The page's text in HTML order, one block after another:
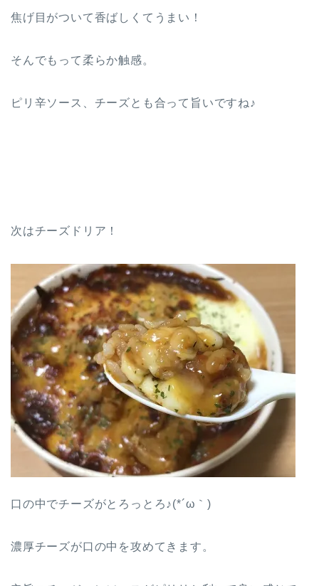
焦げ目がついて香ばしくてうまい！
そんでもって柔らか触感。
ピリ辛ソース、チーズとも合って旨いですね♪
次はチーズドリア！
口の中でチーズがとろっとろ♪(*´ω｀)
濃厚チーズが口の中を攻めてきます。